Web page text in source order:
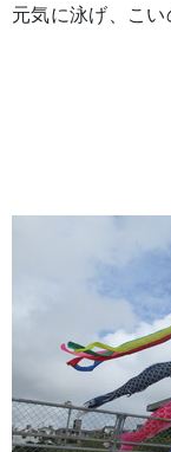
元気に泳げ、こい